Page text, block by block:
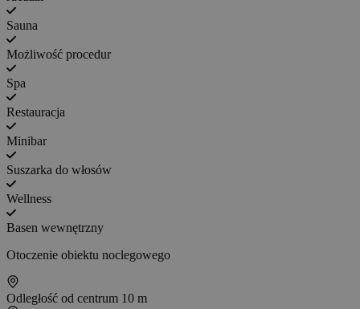
Sauna
Możliwość procedur
Spa
Restauracja
Minibar
Suszarka do włosów
Wellness
Basen wewnętrzny
Otoczenie obiektu noclegowego
Odległość od centrum 10 m